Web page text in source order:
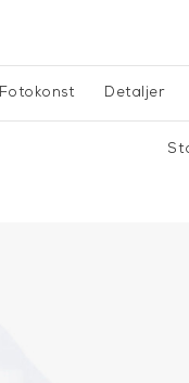
Fotokonst Detaljer